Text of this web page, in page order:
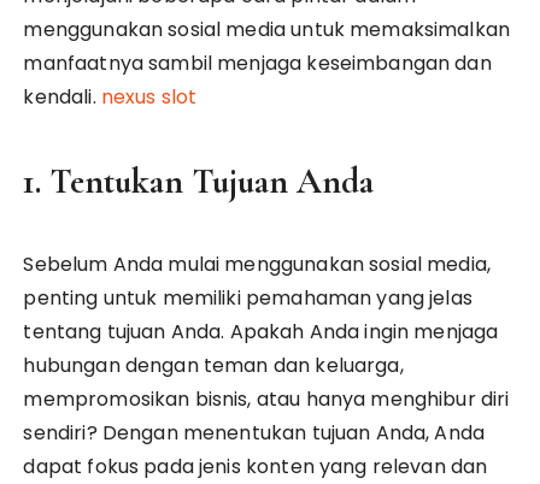
menggunakan sosial media untuk memaksimalkan
manfaatnya sambil menjaga keseimbangan dan
kendali. nexus slot
1. Tentukan Tujuan Anda
Sebelum Anda mulai menggunakan sosial media,
penting untuk memiliki pemahaman yang jelas
tentang tujuan Anda. Apakah Anda ingin menjaga
hubungan dengan teman dan keluarga,
mempromosikan bisnis, atau hanya menghibur diri
sendiri? Dengan menentukan tujuan Anda, Anda
dapat fokus pada jenis konten yang relevan dan